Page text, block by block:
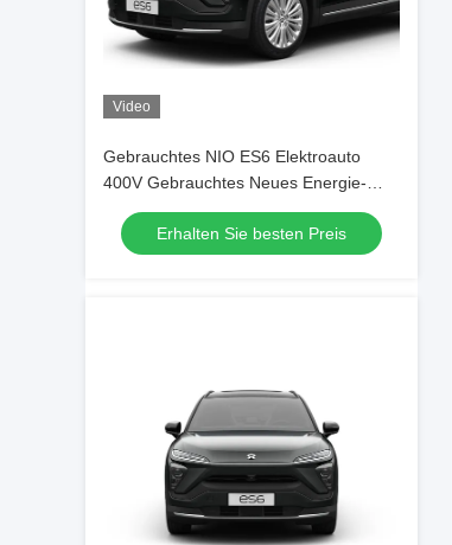
Video
Gebrauchtes NIO ES6 Elektroauto
400V Gebrauchtes Neues Energie-
Elektro-Crossover SUV
Erhalten Sie besten Preis